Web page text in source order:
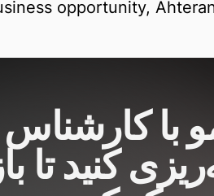
opportunity,
با کارشناس
کنید تا